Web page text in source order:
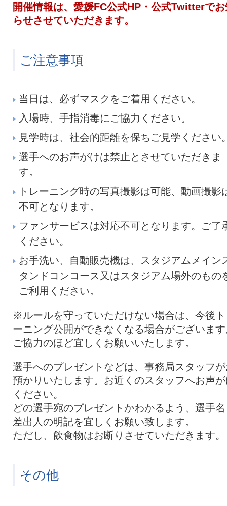
開催情報は、愛媛FC公式HP・公式Twitterでお
らせさせていただきます。
ご注意事項
当日は、必ずマスクをご着用ください。
入場時、手指消毒にご協力ください。
見学時は、社会的距離を保ちご見学ください
選手へのお声がけは禁止とさせていただきま
す。
トレーニング時の写真撮影は可能、動画撮影
不可となります。
ファンサービスは対応不可となります。ご了
ください。
お手洗い、自動販売機は、スタジアムメイン
タンドコンコース又はスタジアム場外のもの
ご利用ください。
※ルールを守っていただけない場合は、今後
ーニング公開ができなくなる場合がございま
ご協力のほど宜しくお願いいたします。
選手へのプレゼントなどは、事務局スタッフ
預かりいたします。お近くのスタッフへお声
ください。
どの選手宛のプレゼントかわかるよう、選手
差出人の明記を宜しくお願い致します。
ただし、飲食物はお断りさせていただきます。
その他